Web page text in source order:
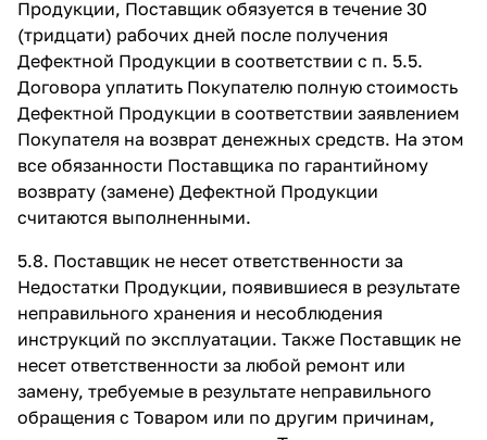
Продукции, Поставщик обязуется в течение 30
(тридцати) рабочих дней после получения
Дефектной Продукции в соответствии с п. 5.5.
Договора уплатить Покупателю полную стоимость
Дефектной Продукции в соответствии заявлением
Покупателя на возврат денежных средств. На этом
все обязанности Поставщика по гарантийному
возврату (замене) Дефектной Продукции
считаются выполненными.
5.8. Поставщик не несет ответственности за
Недостатки Продукции, появившиеся в результате
неправильного хранения и несоблюдения
инструкций по эксплуатации. Также Поставщик не
несет ответственности за любой ремонт или
замену, требуемые в результате неправильного
обращения с Товаром или по другим причинам,